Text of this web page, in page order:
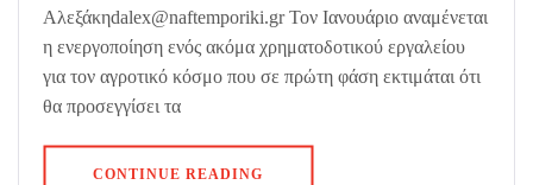
Αλεξάκηdalex@naftemporiki.gr Τον Ιανουάριο αναμένεται
η ενεργοποίηση ενός ακόμα χρηματοδοτικού εργαλείου
για τον αγροτικό κόσμο που σε πρώτη φάση εκτιμάται ότι
θα προσεγγίσει τα
CONTINUE READING